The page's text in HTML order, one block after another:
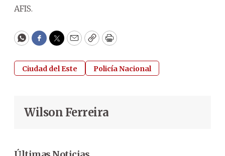
AFIS.
WhatsApp
Facebook
Twitter
EmailCopyPrint
Ciudad del Este Policía Nacional
Wilson Ferreira